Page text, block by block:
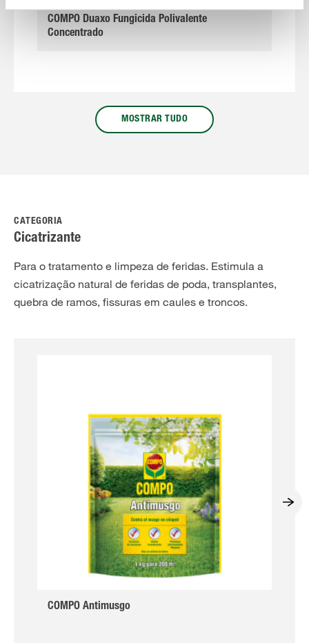
COMPO Duaxo Fungicida Polivalente
Concentrado
MOSTRAR TUDO
CATEGORIA
Cicatrizante
Para o tratamento e limpeza de feridas. Estimula a
cicatrização natural de feridas de poda, transplantes,
quebra de ramos, fissuras em caules e troncos.
COMPO Antimusgo